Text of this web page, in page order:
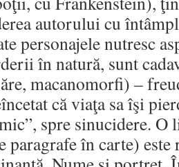
autorului cu
personajele nutresc
în natură, sunt
macanomorfi) –
că viaţa sa îşi
spre sinucidere. O
în carte) este